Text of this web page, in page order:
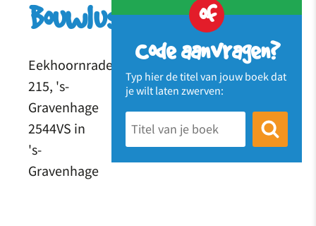
of
Code aanvragen?
Typ hier de titel van jouw boek dat
je wilt laten zwerven:
Bouwlust
Eekhoornrade
215, 's-
Gravenhage
2544VS in
's-
Gravenhage